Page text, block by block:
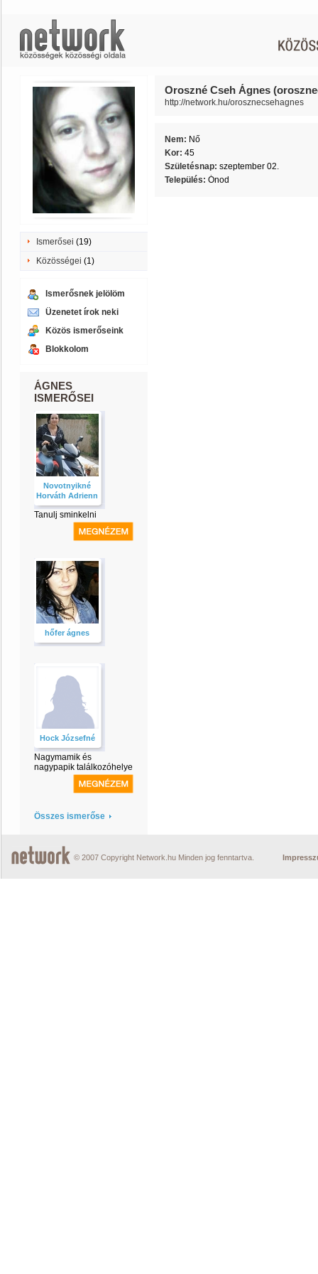
Ismerősei (19)
Közösségei (1)
Ismerősnek jelölöm
Üzenetet írok neki
Közös ismerőseink
Blokkolom
ÁGNES
ISMERŐSEI
Novotnyikné
Horváth Adrienn
Tanulj sminkelni
hőfer ágnes
Hock Józsefné
Nagymamik és
nagypapik találkozóhelye
Összes ismerőse
Oroszné Cseh Ágnes
http://network.hu/orosznecsehagnes
Nem: Nő
Kor: 45
Születésnap: szeptember 02.
Település: Ónod
© 2007 Copyright Network.hu Minden jog fenntartva.